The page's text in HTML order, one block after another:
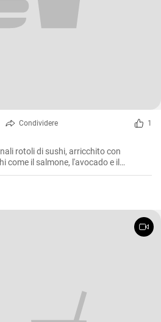
Condividere 1
rotoli di sushi, arricchito con
come il salmone, l'avocado e il
piatto un retrogusto croccante e
tutti.